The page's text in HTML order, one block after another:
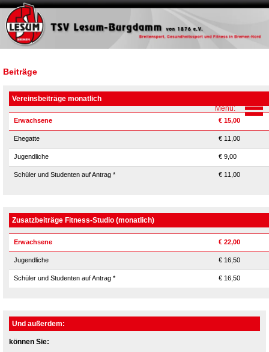
Beiträge
Vereinsbeiträge monatlich
Erwachsene € 15,00
Ehegatte € 11,00
Jugendliche € 9,00
Schüler und Studenten auf Antrag * € 11,00
Zusatzbeiträge Fitness-Studio (monatlich)
Erwachsene € 22,00
Jugendliche € 16,50
Schüler und Studenten auf Antrag * € 16,50
Und außerdem:
können Sie: